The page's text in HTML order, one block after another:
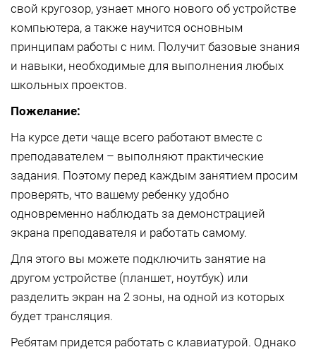
свой кругозор, узнает много нового об устройстве
компьютера, а также научится основным
принципам работы с ним. Получит базовые знания
и навыки, необходимые для выполнения любых
школьных проектов.
Пожелание:
На курсе дети чаще всего работают вместе с
преподавателем – выполняют практические
задания. Поэтому перед каждым занятием просим
проверять, что вашему ребенку удобно
одновременно наблюдать за демонстрацией
экрана преподавателя и работать самому.
Для этого вы можете подключить занятие на
другом устройстве (планшет, ноутбук) или
разделить экран на 2 зоны, на одной из которых
будет трансляция.
Ребятам придется работать с клавиатурой. Однако